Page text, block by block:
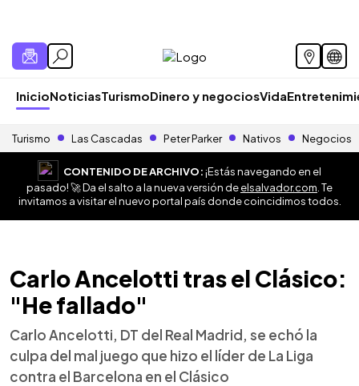
InicioNoticiasTurismoDinero y negociosVida
Turismo Las Cascadas Peter Parker Nativos Negocios
CONTENIDO DE ARCHIVO:¡Estás navegando en el
pasado! 🚀 Da el salto a la nueva versión deelsalvador.com . Te
invitamos a visitar el nuevo portal país donde coincidimos todos.
Carlo Ancelotti tras el Clásico:
"He fallado"
Carlo Ancelotti, DT del Real Madrid, se echó la
culpa del mal juego que hizo el líder de La Liga
contra el Barcelona en el Clásico